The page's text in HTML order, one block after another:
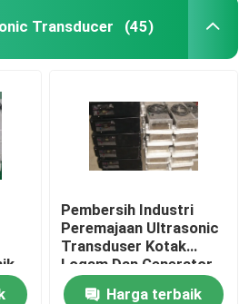
Transducer (45)
Pembersih Industri
Peremajaan Ultrasonic
Transduser Kotak
Logam Dan Generator
Harga terbaik